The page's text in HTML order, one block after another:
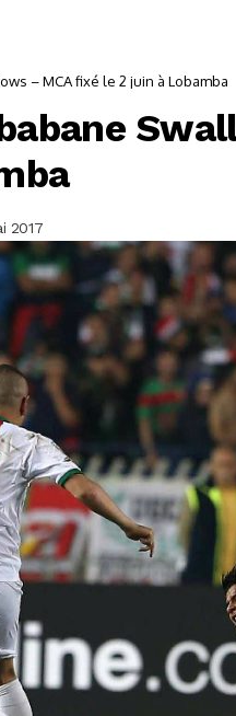
– MCA fixé le 2 juin à Lobamba
2017